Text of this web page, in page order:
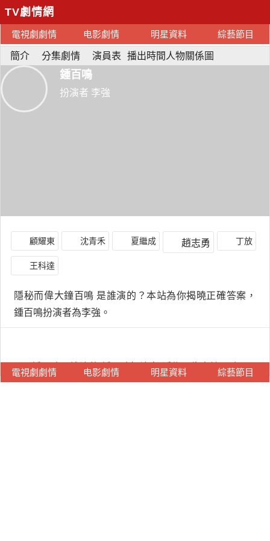
TV劇情網
電視劇劇情 电影劇情 明星資料 綜藝節目
簡介 分集劇情 演員表 播出時間人物關係圖
鍾百鳴
扮演者 李強
顧耀東 沈青禾 夏繼成 趙志勇 丁放
王科達
隱秘而偉大鐘百鳴 是誰演的？本站為你揭曉正確答案，
鍾百鳴扮演者為李強。
電視劇劇情 电影劇情 明星資料 綜藝節目
鍾百鳴是誰演的,鍾百鳴扮演者,隱秘而偉大鐘百鳴